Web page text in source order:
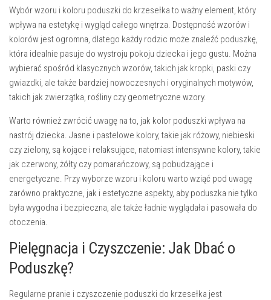
Wybór wzoru i koloru poduszki do krzesełka to ważny element, który
wpływa na estetykę i wygląd całego wnętrza. Dostępność wzorów i
kolorów jest ogromna, dlatego każdy rodzic może znaleźć poduszkę,
która idealnie pasuje do wystroju pokoju dziecka i jego gustu. Można
wybierać spośród klasycznych wzorów, takich jak kropki, paski czy
gwiazdki, ale także bardziej nowoczesnych i oryginalnych motywów,
takich jak zwierzątka, rośliny czy geometryczne wzory.
Warto również zwrócić uwagę na to, jak kolor poduszki wpływa na
nastrój dziecka. Jasne i pastelowe kolory, takie jak różowy, niebieski
czy zielony, są kojące i relaksujące, natomiast intensywne kolory, takie
jak czerwony, żółty czy pomarańczowy, są pobudzające i
energetyczne. Przy wyborze wzoru i koloru warto wziąć pod uwagę
zarówno praktyczne, jak i estetyczne aspekty, aby poduszka nie tylko
była wygodna i bezpieczna, ale także ładnie wyglądała i pasowała do
otoczenia.
Pielęgnacja i Czyszczenie: Jak Dbać o
Poduszkę?
Regularne pranie i czyszczenie poduszki do krzesełka jest